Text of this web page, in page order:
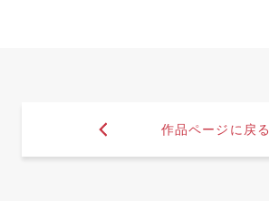
作品ページに戻る